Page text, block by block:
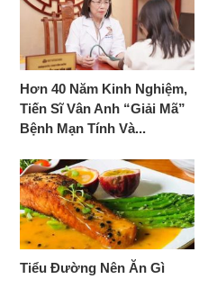
Hơn 40 Năm Kinh Nghiệm,
Tiến Sĩ Vân Anh “Giải Mã”
Bệnh Mạn Tính Và...
Tiểu Đường Nên Ăn Gì